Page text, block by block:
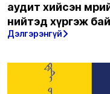
аудит хийсэн
нийтэд хүргэж
Дэлгэрэнгүй